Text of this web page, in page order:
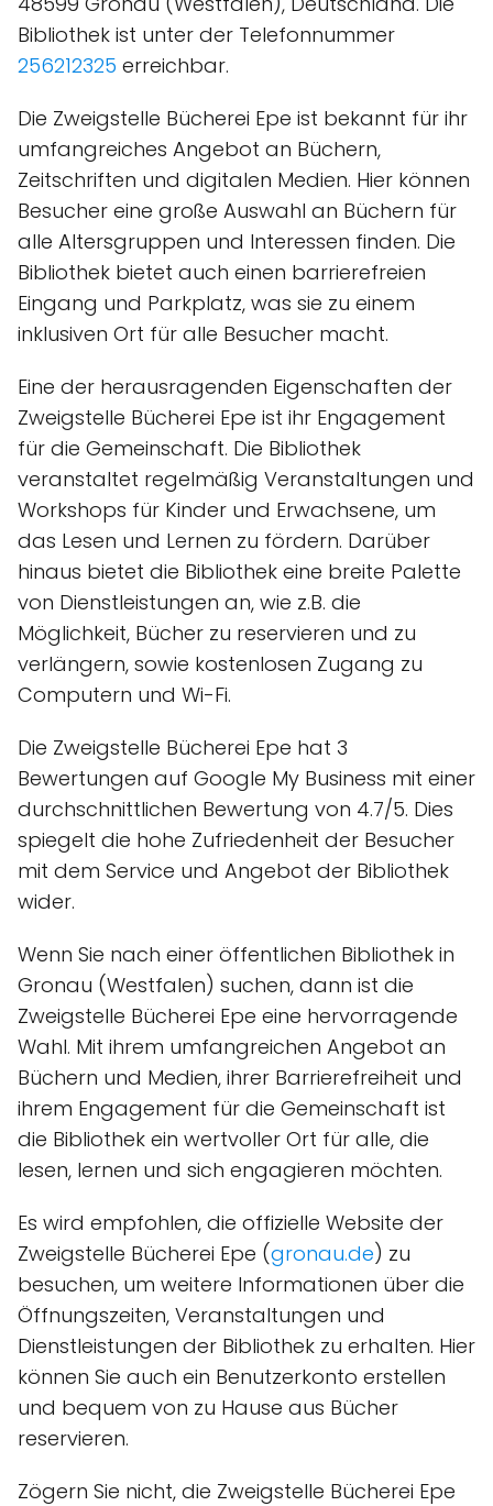
Bibliothek ist unter der Telefonnummer
256212325 erreichbar.
Die Zweigstelle Bücherei Epe ist bekannt für ihr
umfangreiches Angebot an Büchern,
Zeitschriften und digitalen Medien. Hier können
Besucher eine große Auswahl an Büchern für
alle Altersgruppen und Interessen finden. Die
Bibliothek bietet auch einen barrierefreien
Eingang und Parkplatz, was sie zu einem
inklusiven Ort für alle Besucher macht.
Eine der herausragenden Eigenschaften der
Zweigstelle Bücherei Epe ist ihr Engagement
für die Gemeinschaft. Die Bibliothek
veranstaltet regelmäßig Veranstaltungen und
Workshops für Kinder und Erwachsene, um
das Lesen und Lernen zu fördern. Darüber
hinaus bietet die Bibliothek eine breite Palette
von Dienstleistungen an, wie z.B. die
Möglichkeit, Bücher zu reservieren und zu
verlängern, sowie kostenlosen Zugang zu
Computern und Wi-Fi.
Die Zweigstelle Bücherei Epe hat 3
Bewertungen auf Google My Business mit einer
durchschnittlichen Bewertung von 4.7/5. Dies
spiegelt die hohe Zufriedenheit der Besucher
mit dem Service und Angebot der Bibliothek
wider.
Wenn Sie nach einer öffentlichen Bibliothek in
Gronau (Westfalen) suchen, dann ist die
Zweigstelle Bücherei Epe eine hervorragende
Wahl. Mit ihrem umfangreichen Angebot an
Büchern und Medien, ihrer Barrierefreiheit und
ihrem Engagement für die Gemeinschaft ist
die Bibliothek ein wertvoller Ort für alle, die
lesen, lernen und sich engagieren möchten.
Es wird empfohlen, die offizielle Website der
Zweigstelle Bücherei Epe (gronau.de) zu
besuchen, um weitere Informationen über die
Öffnungszeiten, Veranstaltungen und
Dienstleistungen der Bibliothek zu erhalten. Hier
können Sie auch ein Benutzerkonto erstellen
und bequem von zu Hause aus Bücher
reservieren.
Zögern Sie nicht, die Zweigstelle Bücherei Epe